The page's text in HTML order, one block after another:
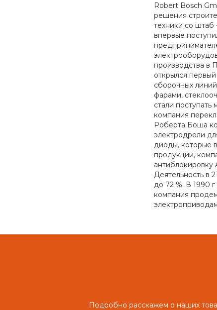
Robert Bosch
решения
техники со
впервые
производства в
открылся
сборочных
фарами,
стали
компания
Роберта Боша
электродрели
диоды, которые
продукции,
антиблокировку
Деятельность в
до 72 %. В 1990
компания
Подробно расскажем о наших